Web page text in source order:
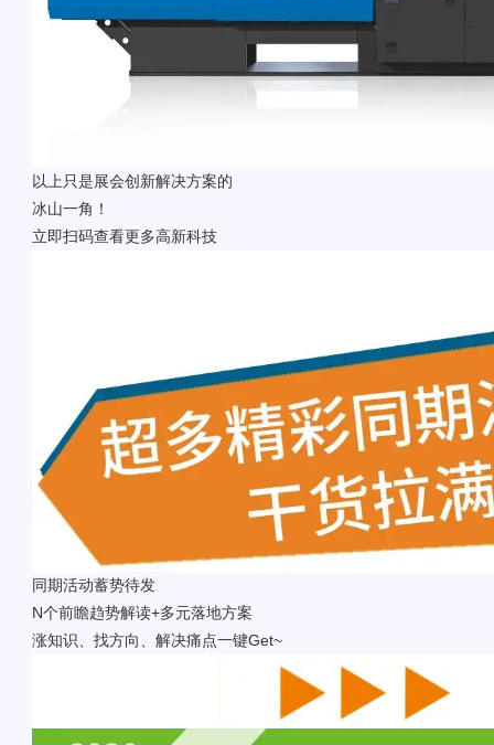
以上只是展会创新解决方案的
冰山一角！
立即扫码查看更多高新科技
同期活动蓄势待发
N个前瞻趋势解读+多元落地方案
涨知识、找方向、解决痛点一键Get~